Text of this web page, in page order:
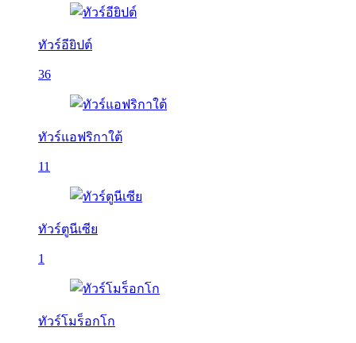
ทัวร์อียิปต์
36
ทัวร์แอฟริกาใต้
11
ทัวร์ตูนีเซีย
1
ทัวร์โมร็อกโก